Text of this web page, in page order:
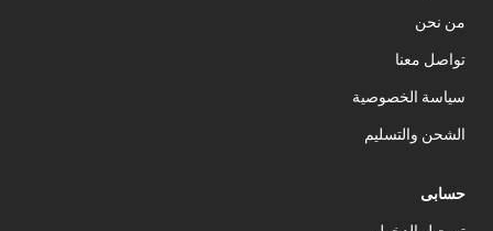
من نحن
تواصل معنا
سياسة الخصوصية
الشحن والتسليم
حسابى